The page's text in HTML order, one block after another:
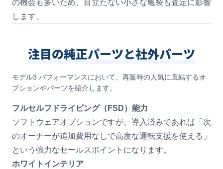
の機会も多いため、目立たない小さな亀裂も査定に影響
します。
注目の純正パーツと社外パーツ
モデル3 パフォーマンスにおいて、再販時の人気に直結するオ
プションやパーツを紹介します。
フルセルフドライビング（FSD）能力
ソフトウェアオプションですが、導入済みであれば「次
のオーナーが追加費用なしで高度な運転支援を使える」
という強力なセールスポイントになります。
ホワイトインテリア